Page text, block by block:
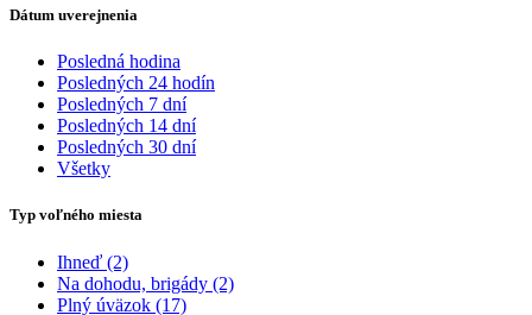
Dátum uverejnenia
Posledná hodina
Posledných 24 hodín
Posledných 7 dní
Posledných 14 dní
Posledných 30 dní
Všetky
Typ voľného miesta
Ihneď (2)
Na dohodu, brigády (2)
Plný úväzok (17)